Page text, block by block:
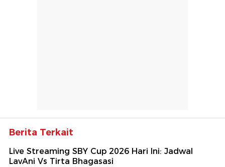
Berita Terkait
Live Streaming SBY Cup 2026 Hari Ini: Jadwal
LavAni Vs Tirta Bhagasasi